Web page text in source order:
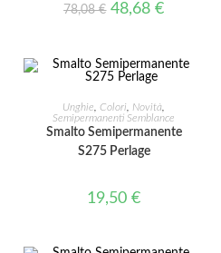
78,08€ 48,68€
AGGIUNGI AL CARRELLO
Unghie ,Colori Novità
Semipermanenti Semblance
Smalto Semipermanente
S275 Perlage
19,50€